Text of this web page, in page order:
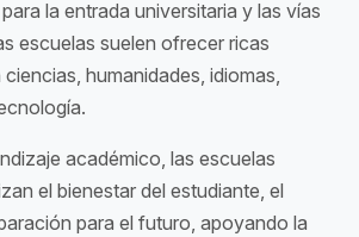
la entrada universitaria y las vías
escuelas suelen ofrecer ricas
humanidades, idiomas,
académico, las escuelas
el bienestar del estudiante, el
para el futuro, apoyando la